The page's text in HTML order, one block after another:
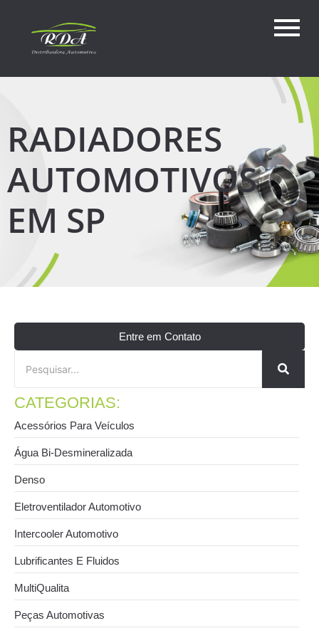
RADIADORES
AUTOMOTIVOS
EM SP
Entre em Contato
CATEGORIAS:
Acessórios Para Veículos
Água Bi-Desmineralizada
Denso
Eletroventilador Automotivo
Intercooler Automotivo
Lubrificantes E Fluidos
MultiQualita
Peças Automotivas